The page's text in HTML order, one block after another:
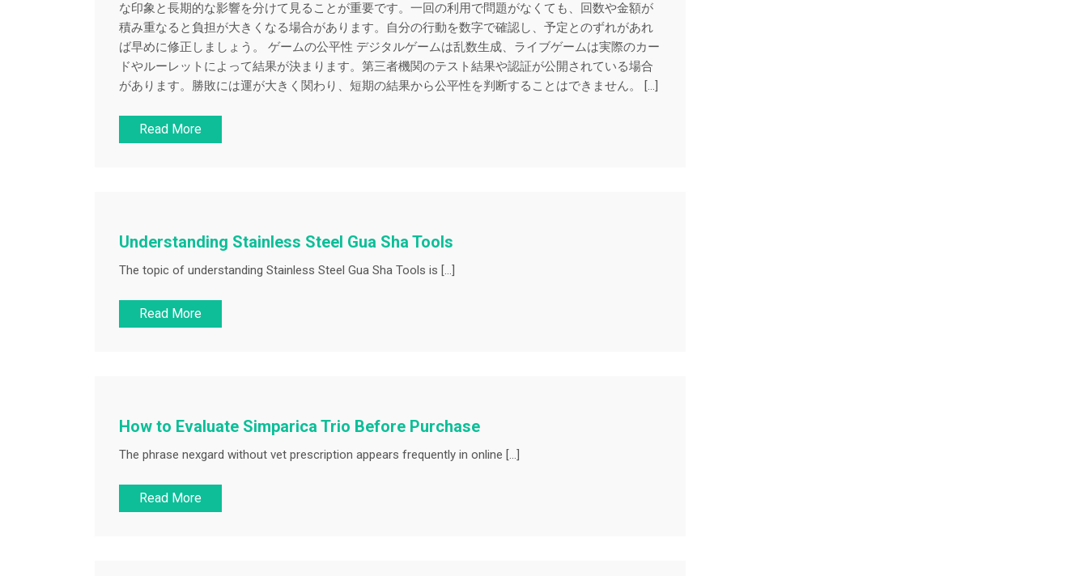
な印象と長期的な影響を分けて見ることが重要です。一回の利用で問題がなくても、回数や金額が
積み重なると負担が大きくなる場合があります。自分の行動を数字で確認し、予定とのずれがあれ
ば早めに修正しましょう。 ゲームの公平性 デジタルゲームは乱数生成、ライブゲームは実際のカー
ドやルーレットによって結果が決まります。第三者機関のテスト結果や認証が公開されている場合
があります。勝敗には運が大きく関わり、短期の結果から公平性を判断することはできません。 […]
Read More
Understanding Stainless Steel Gua Sha Tools
The topic of understanding Stainless Steel Gua Sha Tools is […]
Read More
How to Evaluate Simparica Trio Before Purchase
The phrase nexgard without vet prescription appears frequently in online […]
Read More